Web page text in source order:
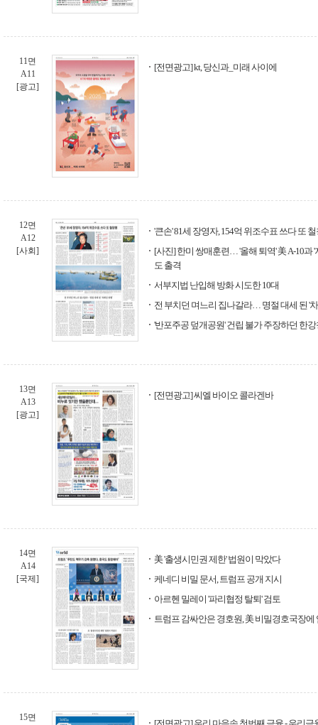
11면
A11
[광고]
[전면광고] kt, 당신과_미래 사이에
12면
A12
[사회]
'큰손' 81세 장영자, 154억 위조수표 쓰다 또
[사진] 한미 쌍매훈련… '올해 퇴역' 美 A-10과
도 출격
서부지법 난입해 방화 시도한 10대
전 부치던 며느리 집나갈라… 명절 대세 된 '
'반포주공 덮개공원' 건립 불가 주장하던 한
13면
A13
[광고]
[전면광고] 씨엘 바이오 콜라겐바
14면
A14
[국제]
美 '출생시민권 제한' 법원이 막았다
케네디 비밀 문서, 트럼프 공개 지시
아르헨 밀레이 '파리협정 탈퇴' 검토
트럼프 감싸안은 경호원, 美 비밀경호국장에
15면